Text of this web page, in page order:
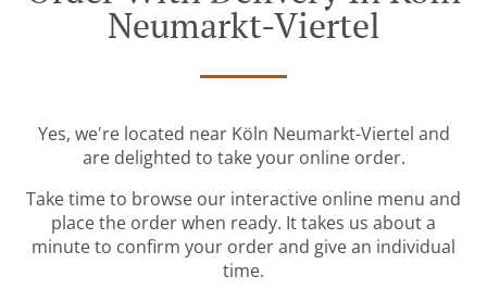
Neumarkt-Viertel
Yes, we're located near Köln Neumarkt-Viertel and
are delighted to take your online order.
Take time to browse our interactive online menu and
place the order when ready. It takes us about a
minute to confirm your order and give an individual
time.